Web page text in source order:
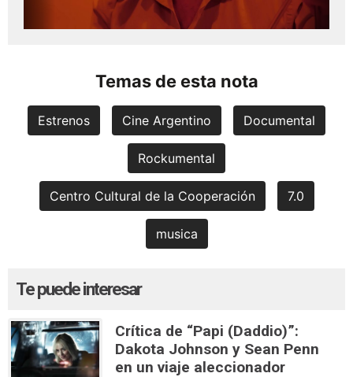
Temas de esta nota
Estrenos Cine Argentino Documental
Rockumental
Centro Cultural de la Cooperación 7.0
musica
Te puede interesar
Crítica de “Papi (Daddio)”:
Dakota Johnson y Sean Penn
en un viaje aleccionador